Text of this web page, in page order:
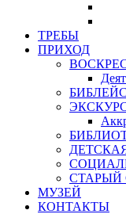
ТРЕБЫ
ПРИХОД
СТАРЫЙ
МУЗЕЙ
КОНТАКТЫ